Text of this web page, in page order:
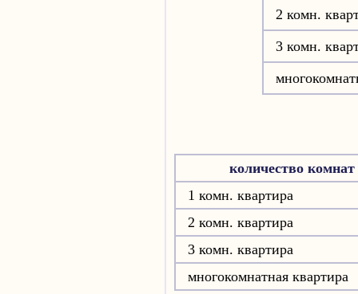
2 комн.
3 комн.
количество комнат
1 комн. квартира
2 комн. квартира
3 комн. квартира
многокомнатная квартира